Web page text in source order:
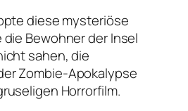
diese mysteriöse
die Bewohner der Insel
sahen, die
Zombie-Apokalypse
Horrorfilm.